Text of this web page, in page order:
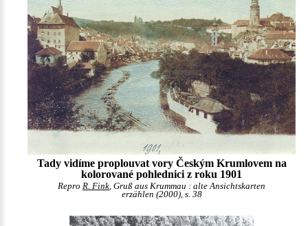
Tady vidíme proplouvat vory Českým Krumlovem na
kolorované pohlednici z roku 1901
Repro R. Fink, Gruß aus Krummau : alte Ansichtskarten
erzählen (2000), s. 38